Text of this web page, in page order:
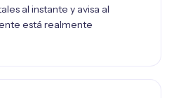
al instante y avisa al
está realmente